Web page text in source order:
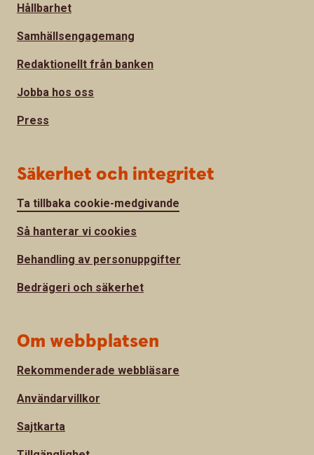
Hållbarhet
Samhällsengagemang
Redaktionellt från banken
Jobba hos oss
Press
Säkerhet och integritet
Ta tillbaka cookie-medgivande
Så hanterar vi cookies
Behandling av personuppgifter
Bedrägeri och säkerhet
Om webbplatsen
Rekommenderade webbläsare
Användarvillkor
Sajtkarta